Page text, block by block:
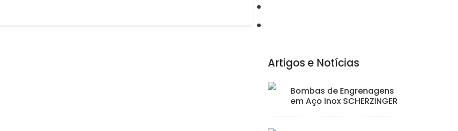
Artigos e Notícias
Bombas de Engrenagens
em Aço Inox SCHERZINGER